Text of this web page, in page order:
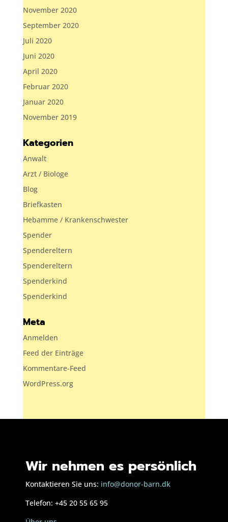
November 2020
September 2020
Juli 2020
Juni 2020
April 2020
Februar 2020
Januar 2020
November 2019
Kategorien
Anwalt
Arzt / Biologe
Blog
Briefkasten
Hebamme / Krankenschwester
Spender
Spendereltern
Spendereltern
Spenderkind
Spenderkind
Meta
Anmelden
Feed der Einträge
Kommentare-Feed
WordPress.org
Wir nehmen es persönlich
Kontaktieren Sie uns: info@donor-barn.dk
Telefon: +45 20 55 65 95